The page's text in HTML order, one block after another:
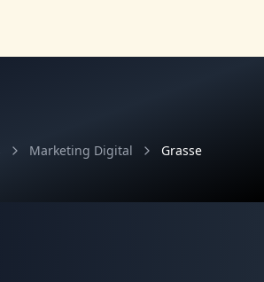
Marketing Digital Grasse